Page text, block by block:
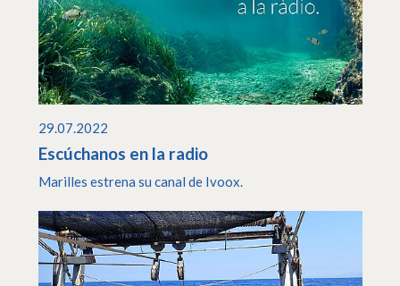
29.07.2022
Escúchanos en la radio
Marilles estrena su canal de Ivoox.